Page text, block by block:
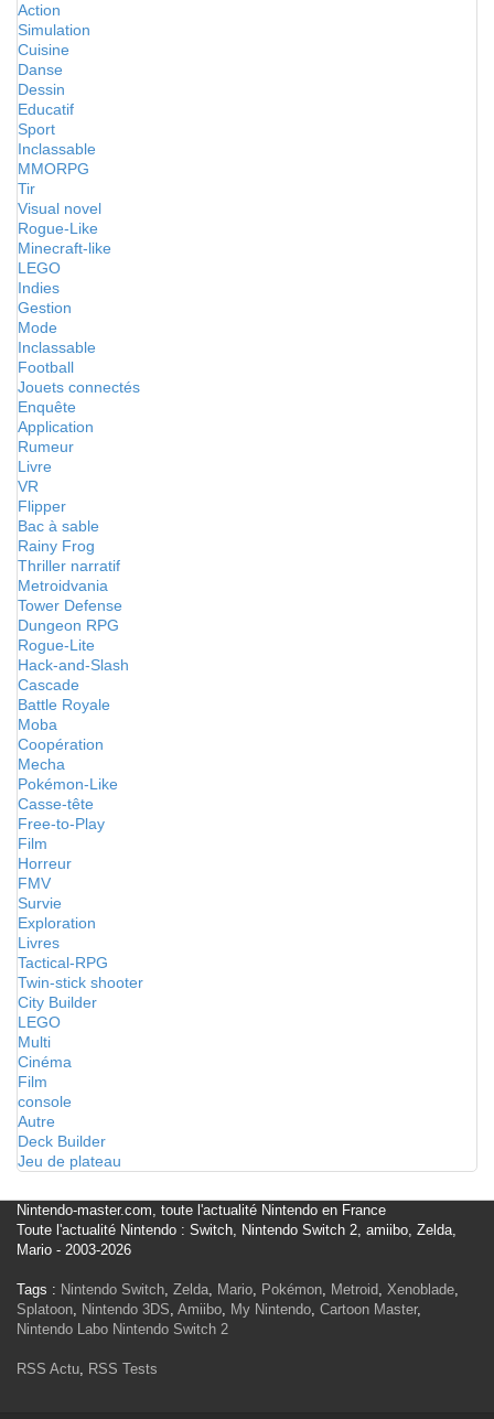
Action
Simulation
Cuisine
Danse
Dessin
Educatif
Sport
Inclassable
MMORPG
Tir
Visual novel
Rogue-Like
Minecraft-like
LEGO
Indies
Gestion
Mode
Inclassable
Football
Jouets connectés
Enquête
Application
Rumeur
Livre
VR
Flipper
Bac à sable
Rainy Frog
Thriller narratif
Metroidvania
Tower Defense
Dungeon RPG
Rogue-Lite
Hack-and-Slash
Cascade
Battle Royale
Moba
Coopération
Mecha
Pokémon-Like
Casse-tête
Free-to-Play
Film
Horreur
FMV
Survie
Exploration
Livres
Tactical-RPG
Twin-stick shooter
City Builder
LEGO
Multi
Cinéma
Film
console
Autre
Deck Builder
Jeu de plateau
Nintendo-master.com, toute l'actualité Nintendo en France
Toute l'actualité Nintendo : Switch, Nintendo Switch 2, amiibo, Zelda,
Mario - 2003-2026
Tags : Nintendo Switch, Zelda, Mario, Pokémon, Metroid, Xenoblade,
Splatoon, Nintendo 3DS, Amiibo, My Nintendo, Cartoon Master,
Nintendo Labo Nintendo Switch 2
RSS Actu, RSS Tests